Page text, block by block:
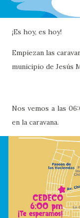
¡Es hoy, es hoy!
Empiezan las
municipio de Jesús
Nos vemos a las
en la caravana.